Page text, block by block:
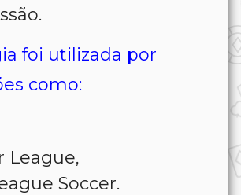
foi utilizada por
como:
League,
Soccer.